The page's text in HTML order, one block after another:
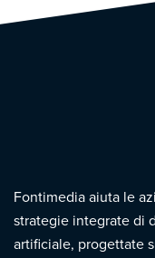
Fontimedia aiuta le
strategie integrate di
artificiale, progettate